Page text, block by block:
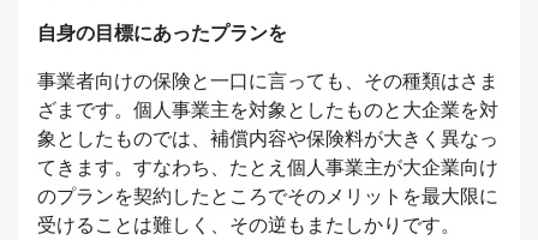
自身の目標にあったプランを
事業者向けの保険と一口に言っても、その種類はさま
ざまです。個人事業主を対象としたものと大企業を対
象としたものでは、補償内容や保険料が大きく異なっ
てきます。すなわち、たとえ個人事業主が大企業向け
のプランを契約したところでそのメリットを最大限に
受けることは難しく、その逆もまたしかりです。